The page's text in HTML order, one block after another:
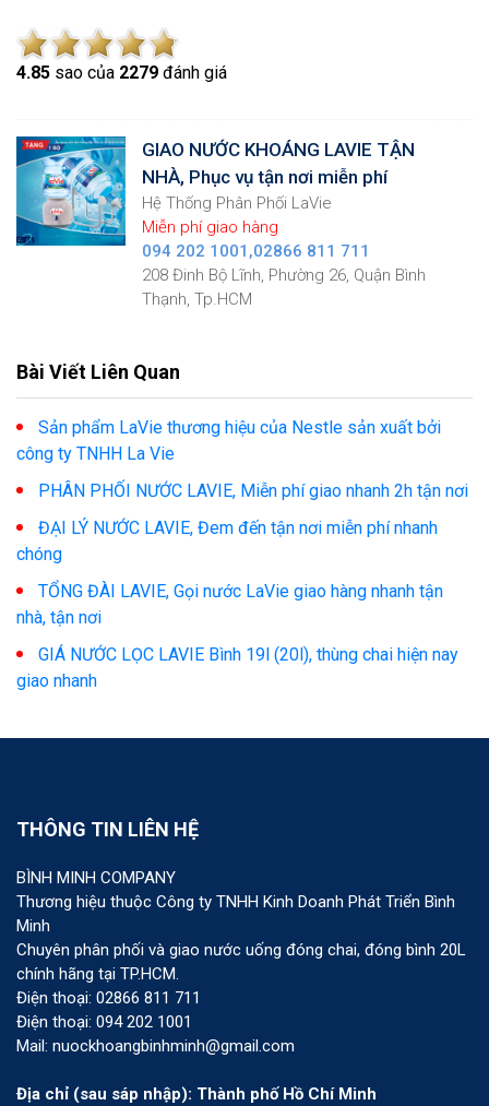
4.85 sao của 2279 đánh giá
GIAO NƯỚC KHOÁNG LAVIE TẬN
NHÀ, Phục vụ tận nơi miễn phí
Hệ Thống Phân Phối LaVie
Miễn phí giao hàng
094 202 1001,02866 811 711
208 Đinh Bộ Lĩnh, Phường 26, Quận Bình
Thạnh, Tp.HCM
Bài Viết Liên Quan
Sản phẩm LaVie thương hiệu của Nestle sản xuất bởi
công ty TNHH La Vie
PHÂN PHỐI NƯỚC LAVIE, Miễn phí giao nhanh 2h tận nơi
ĐẠI LÝ NƯỚC LAVIE, Đem đến tận nơi miễn phí nhanh
chóng
TỔNG ĐÀI LAVIE, Gọi nước LaVie giao hàng nhanh tận
nhà, tận nơi
GIÁ NƯỚC LỌC LAVIE Bình 19l (20l), thùng chai hiện nay
giao nhanh
THÔNG TIN LIÊN HỆ
BÌNH MINH COMPANY
Thương hiệu thuộc Công ty TNHH Kinh Doanh Phát Triển Bình
Minh
Chuyên phân phối và giao nước uống đóng chai, đóng bình 20L
chính hãng tại TP.HCM.
Điện thoại: 02866 811 711
Điện thoại: 094 202 1001
Mail: nuockhoangbinhminh@gmail.com
Địa chỉ (sau sáp nhập): Thành phố Hồ Chí Minh